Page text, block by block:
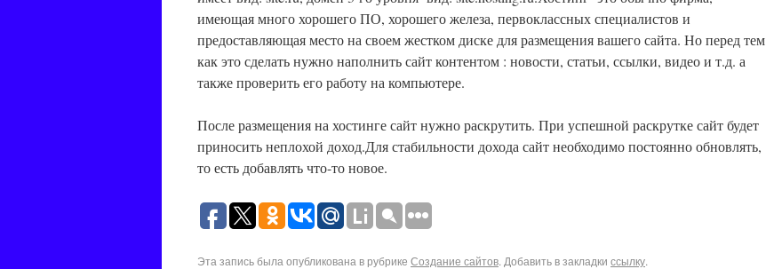
имеющая много хорошего ПО, хорошего железа, первоклассных специалистов и
предоставляющая место на своем жестком диске для размещения вашего сайта. Но перед тем
как это сделать нужно наполнить сайт контентом : новости, статьи, ссылки, видео и т.д. а
также проверить его работу на компьютере.
После размещения на хостинге сайт нужно раскрутить. При успешной раскрутке сайт будет
приносить неплохой доход.Для стабильности дохода сайт необходимо постоянно обновлять,
то есть добавлять что-то новое.
Эта запись была опубликована в рубрике Создание сайтов. Добавить в закладки ссылку.